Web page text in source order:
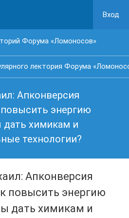
Вход
Форума «Ломоносов»
лектория Форума
Апконверсия
повысить энергию
дать химикам и
технологии?
Апконверсия
повысить энергию
дать химикам и